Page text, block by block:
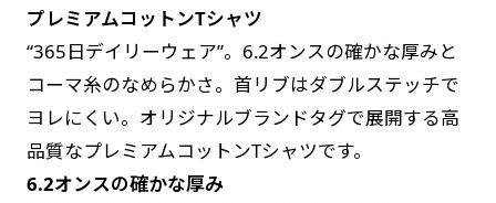
プレミアムコットンTシャツ
“365日デイリーウェア”。6.2オンスの確かな厚みと
コーマ糸のなめらかさ。首リブはダブルステッチで
ヨレにくい。オリジナルブランドタグで展開する高
品質なプレミアムコットンTシャツです。
6.2オンスの確かな厚み
す。かわいいい＆おしゃれなのぼりです。台はセ
ットでついてます。
す。かわいいい＆おしゃれなのぼりです。台はセ
ットでついてます。